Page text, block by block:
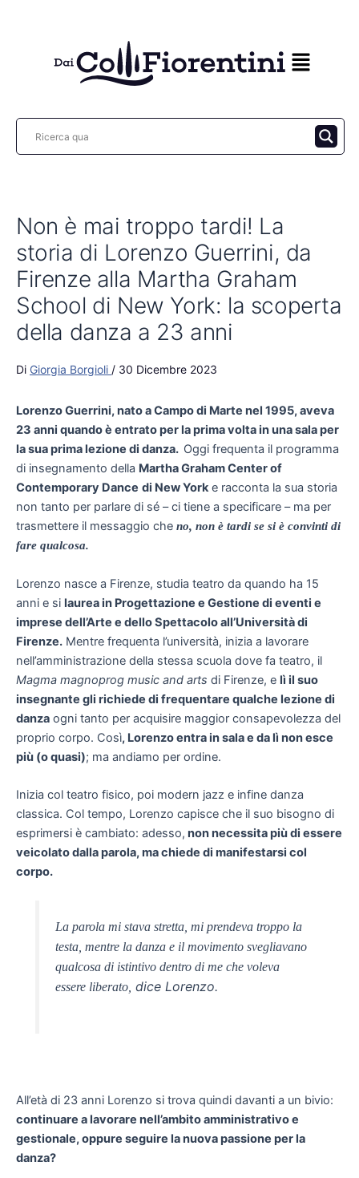
Non è mai troppo tardi! La
storia di Lorenzo Guerrini, da
Firenze alla Martha Graham
School di New York: la scoperta
della danza a 23 anni
Di Giorgia Borgioli / 30 Dicembre 2023
Lorenzo Guerrini, nato a Campo di Marte nel 1995, aveva
23 anni quando è entrato per la prima volta in una sala per
la sua prima lezione di danza. Oggi frequenta il programma
di insegnamento della Martha Graham Center of
Contemporary Dance di New Yorke racconta la sua storia
non tanto per parlare di sé – ci tiene a specificare – ma per
trasmettere il messaggio che no, non è tardi se si è convinti di
fare qualcosa.
Lorenzo nasce a Firenze, studia teatro da quando ha 15
anni e si laurea in Progettazione e Gestione di eventi e
imprese dell’Arte e dello Spettacolo all’Università di
Firenze. Mentre frequenta l’università, inizia a lavorare
nell’amministrazione della stessa scuola dove fa teatro, il
Magma magnoprog music and arts di Firenze, e lì il suo
insegnante gli richiede di frequentare qualche lezione di
danza ogni tanto per acquisire maggior consapevolezza del
proprio corpo. Così, Lorenzo entra in sala e da lì non esce
più (o quasi); ma andiamo per ordine.
Inizia col teatro fisico, poi modern jazz e infine danza
classica. Col tempo, Lorenzo capisce che il suo bisogno di
esprimersi è cambiato: adesso, non necessita più di essere
veicolato dalla parola, ma chiede di manifestarsi col
corpo.
La parola mi stava stretta, mi prendeva troppo la
testa, mentre la danza e il movimento svegliavano
qualcosa di istintivo dentro di me che voleva
essere liberato, dice Lorenzo.
All’età di 23 anni Lorenzo si trova quindi davanti a un bivio:
continuare a lavorare nell’ambito amministrativo e
gestionale, oppure seguire la nuova passione per la
danza?